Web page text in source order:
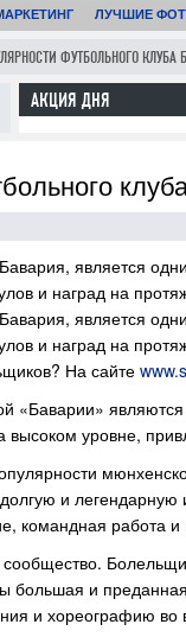
ЛУЧШИЕ
ФУТБОЛЬНОГО КЛУБА
АКЦИЯ ДНЯ
является
и наград на
является
и наград на
На сайте
«Баварии»
уровне,
и
командная работа и
большая и
и хореографию